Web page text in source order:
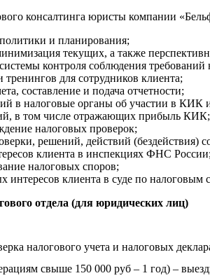
консалтинга юристы компании
и планирования;
текущих, а также
контроля соблюдения требований
тренингов для сотрудников клиента;
составление и подача отчетности;
в налоговые органы об участии в КИК
в том числе отражающих прибыль КИК;
налоговых проверок;
решений, действий (бездействия)
клиента в инспекциях ФНС
налоговых споров;
интересов клиента в суде по налоговым
отдела (для юридических лиц)
налогового учета и налоговых
свыше 150 000 руб – 1 год) –